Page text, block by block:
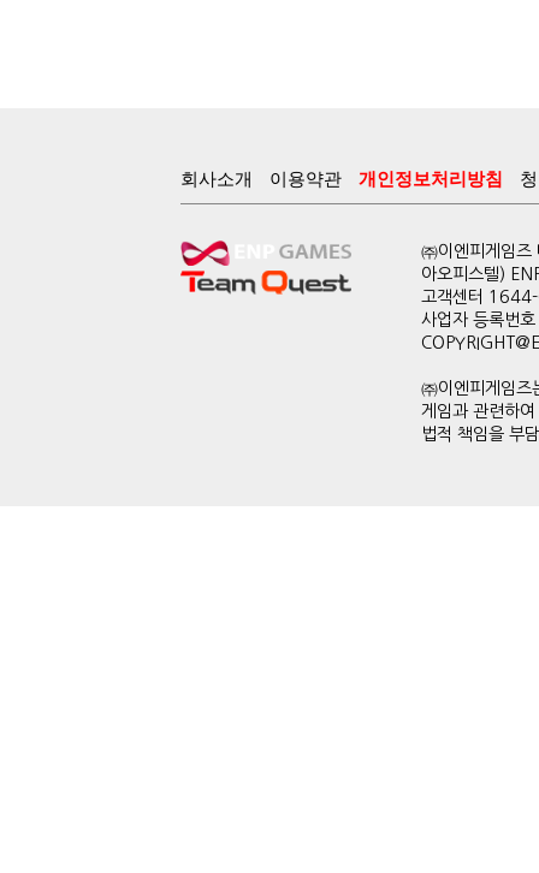
회사소개 이용약관 개인정보처리방침
㈜이엔피게임
아오피스텔)
고객센터
사업자 등록번
㈜이엔피게임즈
게임과 관련하
법적 책임을 부